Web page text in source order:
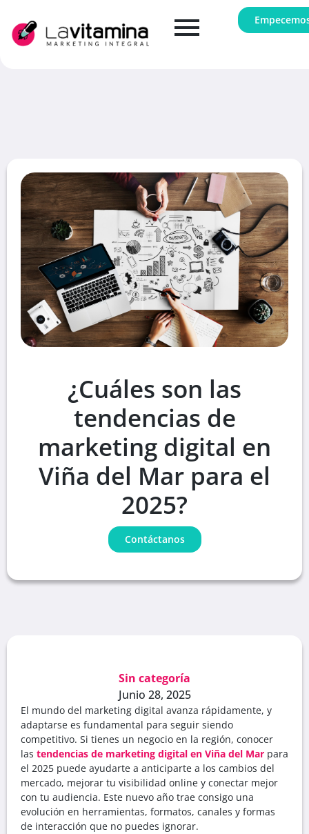
¿Cuáles son las
tendencias de
marketing digital en
Viña del Mar para el
2025?
Contáctanos
Sin categoría
Junio 28, 2025
El mundo del marketing digital avanza rápidamente, y
adaptarse es fundamental para seguir siendo
competitivo. Si tienes un negocio en la región, conocer
las tendencias de marketing digital en Viña del Mar para
el 2025 puede ayudarte a anticiparte a los cambios del
mercado, mejorar tu visibilidad online y conectar mejor
con tu audiencia. Este nuevo año trae consigo una
evolución en herramientas, formatos, canales y formas
de interacción que no puedes ignorar.